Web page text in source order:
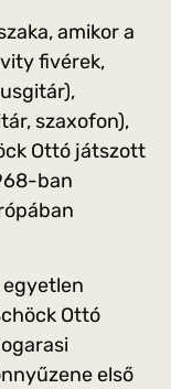
amikor a
fivérek,
szaxofon),
Ottó játszott
ban
Ottó
első